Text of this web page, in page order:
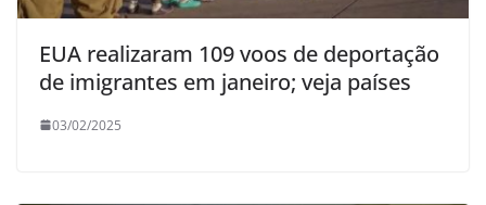
EUA realizaram 109 voos de deportação
de imigrantes em janeiro; veja países
03/02/2025